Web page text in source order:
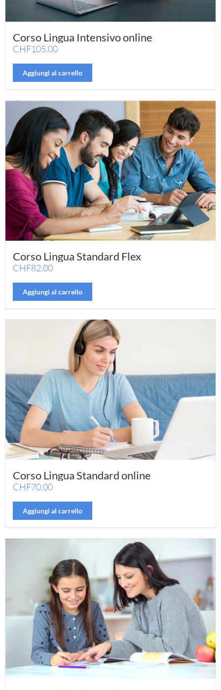
Corso Lingua Intensivo online
CHF105.00
Aggiungi al carrello
Corso Lingua Standard Flex
CHF82.00
Aggiungi al carrello
Corso Lingua Standard online
CHF70.00
Aggiungi al carrello